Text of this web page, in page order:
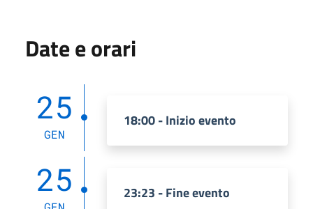
Date e orari
25
GEN
18:00 - Inizio evento
25 23:23 - Fine evento